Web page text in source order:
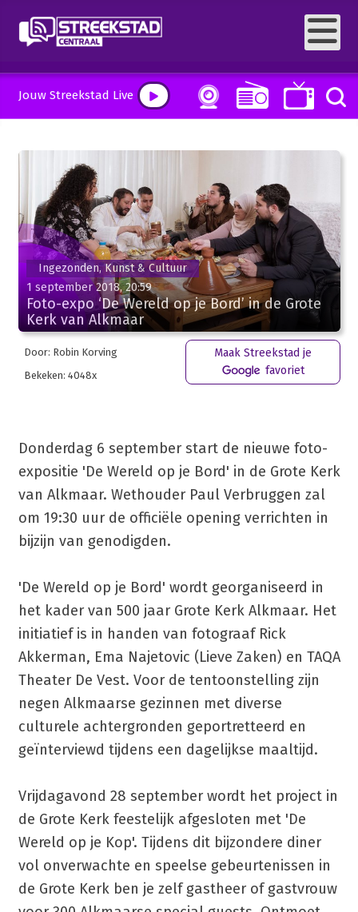
Jouw Streekstad Live
Ingezonden, Kunst & Cultuur
1 september 2018, 20:59
Foto-expo ‘De Wereld op je Bord’ in de Grote
Kerk van Alkmaar
Door: Robin Korving
Bekeken: 4048x
Maak Streekstad je
favoriet
Donderdag 6 september start de nieuwe foto-
expositie 'De Wereld op je Bord' in de Grote Kerk
van Alkmaar. Wethouder Paul Verbruggen zal
om 19:30 uur de officiële opening verrichten in
bijzijn van genodigden.
'De Wereld op je Bord' wordt georganiseerd in
het kader van 500 jaar Grote Kerk Alkmaar. Het
initiatief is in handen van fotograaf Rick
Akkerman, Ema Najetovic (Lieve Zaken) en TAQA
Theater De Vest. Voor de tentoonstelling zijn
negen Alkmaarse gezinnen met diverse
culturele achtergronden geportretteerd en
geïnterviewd tijdens een dagelijkse maaltijd.
Vrijdagavond 28 september wordt het project in
de Grote Kerk feestelijk afgesloten met 'De
Wereld op je Kop'. Tijdens dit bijzondere diner
vol onverwachte en speelse gebeurtenissen in
de Grote Kerk ben je zelf gastheer of gastvrouw